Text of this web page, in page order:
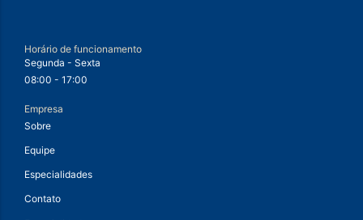
Horário de funcionamento
Segunda - Sexta
08:00 - 17:00
Empresa
Sobre
Equipe
Especialidades
Contato